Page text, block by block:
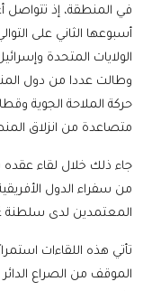
في المنطقة، إذ
أسبوعها الثاني على
الولايات المتحدة
وطالت عددا من دول
حركة الملاحة الجوية
متصاعدة من انزلاق
جاء ذلك خلال لقاء عقده
من سفراء الدول
المعتمدين لدى سلطنة
تأتي هذه اللقاءات
الموقف من الصراع